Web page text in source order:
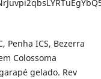
Penha ICS, Bezerra
Colossoma
gelado. Rev